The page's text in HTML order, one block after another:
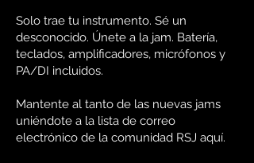
Solo trae tu instrumento. Sé un
desconocido. Únete a la jam. Batería,
teclados, amplificadores, micrófonos y
PA/DI incluidos.
Mantente al tanto de las nuevas jams
uniéndote a la lista de correo
electrónico de la comunidad RSJ aquí.